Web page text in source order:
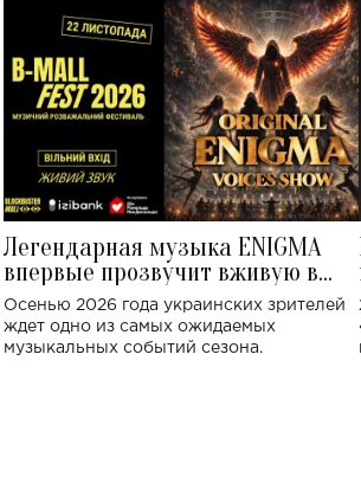
Легендарная музыка ENIGMA
впервые прозвучит вживую в
Украине: где состоится концерт
Осенью 2026 года украинских зрителей
ждет одно из самых ожидаемых
музыкальных событий сезона.